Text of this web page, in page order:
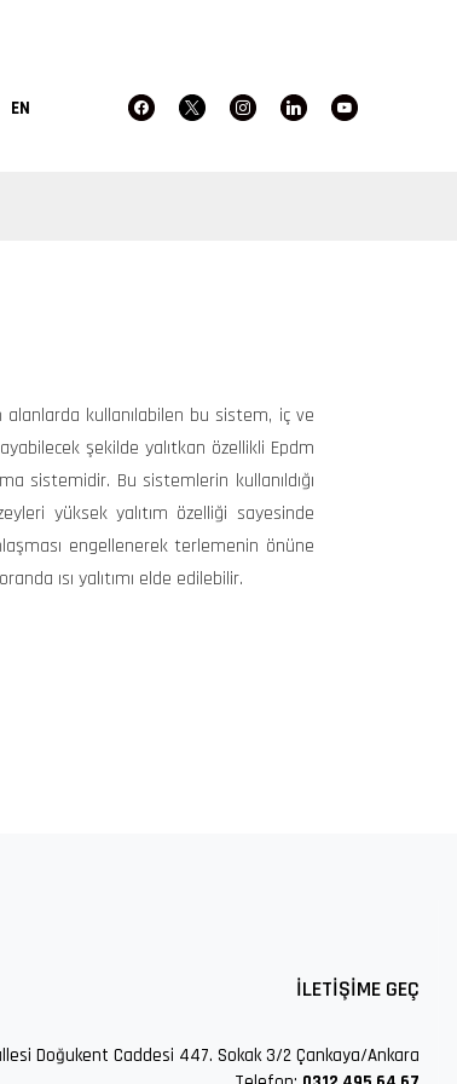
EN
kullanılabilen bu sistem, iç ve
şekilde yalıtkan özellikli Epdm
sistemidir. Bu sistemlerin kullanıldığı
yüksek yalıtım özelliği sayesinde
engellenerek terlemenin önüne
ısı yalıtımı elde edilebilir.
İLETİŞİME GEÇ
Doğukent Caddesi 447. Sokak 3/2 Çankaya/Ankara